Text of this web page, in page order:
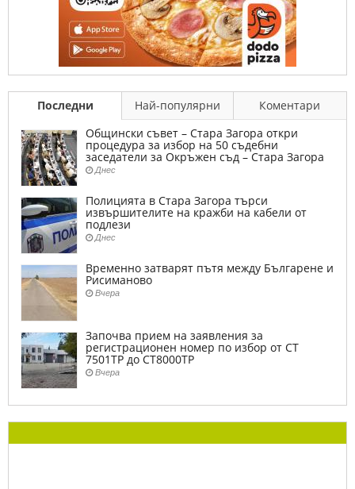
Последни Най-популярни
Коментари
Общински съвет – Стара Загора откри
процедура за избор на 50 съдебни
заседатели за Окръжен съд – Стара Загора
Днес
Полицията в Стара Загора търси
извършителите на кражби на кабели от
подлези
Днес
Временно затварят пътя между Българене и
Рисиманово
Вчера
Започва прием на заявления за
регистрационен номер по избор от СТ
7501ТР до СТ8000ТР
Вчера